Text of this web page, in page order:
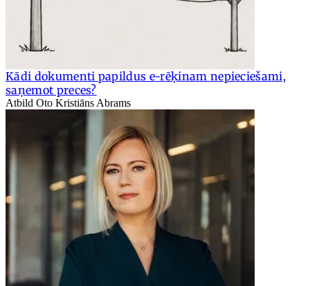
Kādi dokumenti papildus e-rēķinam nepieciešami,
saņemot preces?
Atbild Oto Kristiāns Abrams